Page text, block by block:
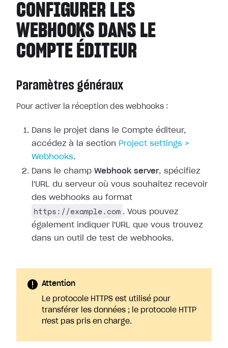
CONFIGURER LES
WEBHOOKS DANS LE
COMPTE ÉDITEUR
Paramètres généraux
Pour activer la réception des webhooks :
Dans le projet dans le Compte éditeur,
accédez à la section Project settings >
Webhooks.
Dans le champ Webhook server, spécifiez
l'URL du serveur où vous souhaitez recevoir
des webhooks au format
https://example.com . Vous pouvez
également indiquer l'URL que vous trouvez
dans un outil de test de webhooks.
Attention
Le protocole HTTPS est utilisé pour
transférer les données ; le protocole HTTP
n'est pas pris en charge.